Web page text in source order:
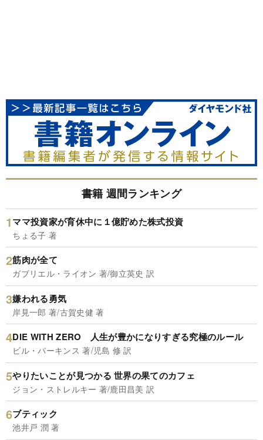
書籍 週間ランキング
ママ投資家が育休中に１億貯めた株式投資
ちょる子 著
筋肉が全て
ガブリエル・ライオン 著/御立英史 訳
嫌われる勇気
岸見一郎 著/古賀史健 著
DIE WITH ZERO 人生が豊かになりすぎる究極のルール
ビル・パーキンス 著/児島 修 訳
やりたいことが見つかる 世界の果てのカフェ
ジョン・ストレルキー 著/鹿田昌美 訳
ブティック
池井戸 潤 著